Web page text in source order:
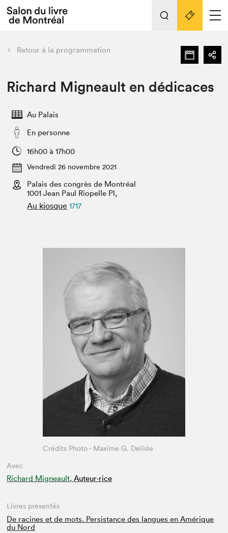
Espace exposant⋅e⋅s
Espace enseignant·e·s
L'événement
Préparer sa visite au Salon
Actualités
SLM PRO
retour Nos activités
Préparer sa visite
Salon au Palais
Projets partenaires
Liens pratiques
Retour à la programmation
Richard Migneault en dédicaces
Au Palais
En personne
16h00 à 17h00
Vendredi 26 novembre 2021
Palais des congrès de Montréal
1001 Jean Paul Riopelle Pl,
Au kiosque 1717
Avec
Richard Migneault, Auteur·rice
Crédits Photo - Maxime G. Delisle
Livres présentés
De racines et de mots. Persistance des langues en Amérique
du Nord